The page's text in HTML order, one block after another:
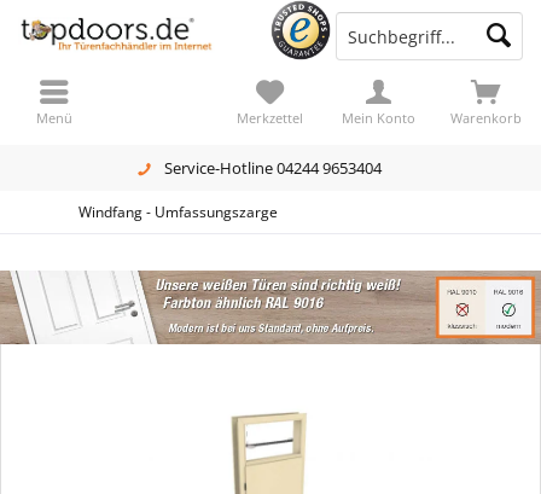
Service-Hotline 04244 9653404
Warenkorb
Merkzettel Mein Konto
Menü
Windfang - Umfassungszarge